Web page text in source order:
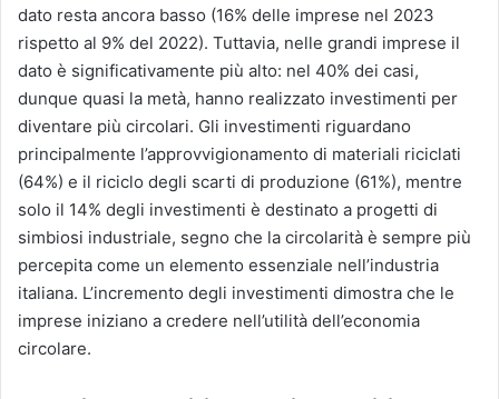
dato resta ancora basso (16% delle imprese nel 2023
rispetto al 9% del 2022). Tuttavia, nelle grandi imprese il
dato è significativamente più alto: nel 40% dei casi,
dunque quasi la metà, hanno realizzato investimenti per
diventare più circolari. Gli investimenti riguardano
principalmente l’approvvigionamento di materiali riciclati
(64%) e il riciclo degli scarti di produzione (61%), mentre
solo il 14% degli investimenti è destinato a progetti di
simbiosi industriale, segno che la circolarità è sempre più
percepita come un elemento essenziale nell’industria
italiana. L’incremento degli investimenti dimostra che le
imprese iniziano a credere nell’utilità dell’economia
circolare.